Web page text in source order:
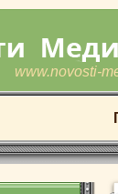
www.novosti-